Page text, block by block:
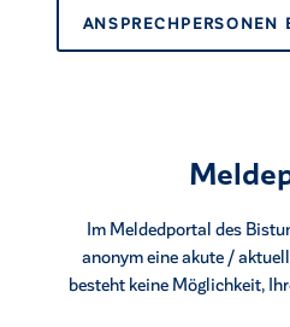
ANSPRECHPERSONEN
Im Meldedportal des
anonym eine akute /
besteht keine Möglichkeit,